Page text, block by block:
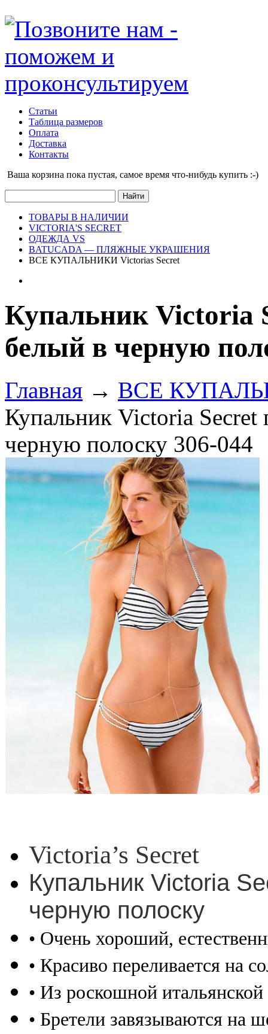
Статьи
Таблица размеров
Оплата
Доставка
Контакты
Ваша корзина пока пустая, cамое время что-нибудь купить :-)
ТОВАРЫ В НАЛИЧИИ
VICTORIA'S SECRET
ОДЕЖДА VS
BATUCADA — ПЛЯЖНЫЕ УКРАШЕНИЯ
ВСЕ КУПАЛЬНИКИ Victorias Secret
Купальник Victoria
белый в черную
Главная → ВСЕ
Купальник Victoria
черную полоску 306-044
Victoria’s Secret
Купальник Victoria
черную полоску
• Очень хороший,
• Красиво переливается на
• Из роскошной итальянской
• Бретели завязываются на